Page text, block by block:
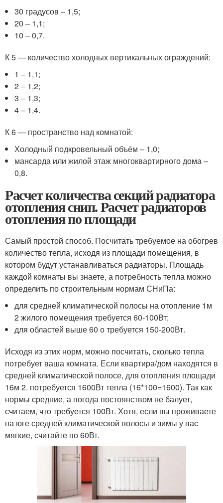
30 градусов – 1,5;
20 – 1,1;
10 – 0,7.
К 5 — количество холодных вертикальных ограждений:
1 – 1,1;
2 – 1,2;
3 – 1,3;
4 – 1,4.
К 6 — пространство над комнатой:
Холодный подкровельный объём – 1,0;
мансарда или жилой этаж многоквартирного дома –
0,8.
Расчет количества секций радиатора
отопления снип. Расчет радиаторов
отопления по площади
Самый простой способ. Посчитать требуемое на обогрев
количество тепла, исходя из площади помещения, в
котором будут устанавливаться радиаторы. Площадь
каждой комнаты вы знаете, а потребность тепла можно
определить по строительным нормам СНиПа:
для средней климатической полосы на отопление 1м
2 жилого помещения требуется 60-100Вт;
для областей выше 60 о требуется 150-200Вт.
Исходя из этих норм, можно посчитать, сколько тепла
потребует ваша комната. Если квартира/дом находятся в
средней климатической полосе, для отопления площади
16м 2. потребуется 1600Вт тепла (16*100=1600). Так как
нормы средние, а погода постоянством не балует,
считаем, что требуется 100Вт. Хотя, если вы проживаете
на юге средней климатической полосы и зимы у вас
мягкие, считайте по 60Вт.